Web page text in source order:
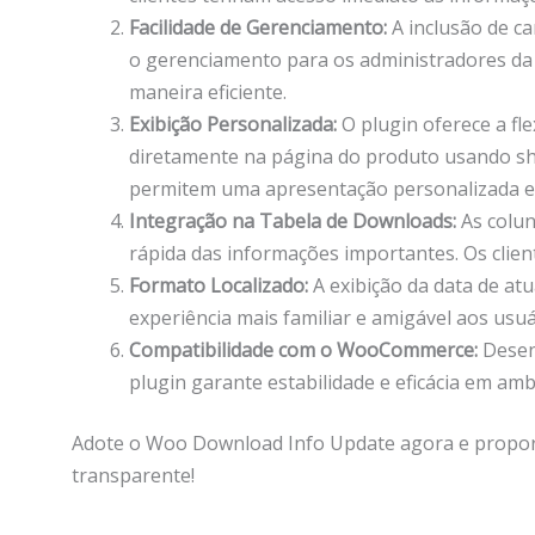
Facilidade de Gerenciamento:A inclusão de
o gerenciamento para os administradores
maneira eficiente.
Exibição Personalizada:O plugin oferece a
diretamente na página do produto usando
permitem uma apresentação personalizada
Integração na Tabela de Downloads:As
rápida das informações importantes. Os
Formato Localizado:A exibição da data de
experiência mais familiar e amigável aos
Compatibilidade com o WooCommerce:
plugin garante estabilidade e eficácia em
Adote o Woo Download Info Update agora e
transparente!